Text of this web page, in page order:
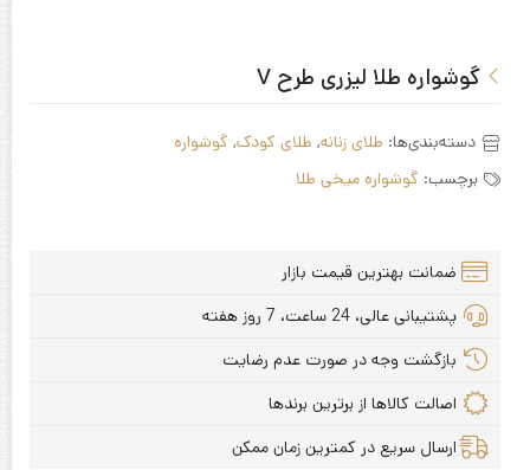
گوشواره طلا لیزری طرح V
دسته‌بندی‌ها:طلای زنانه,طلای کودک,گوشواره
برچسب:گوشواره میخی طلا
ضمانت بهترین قیمت بازار
پشتیبانی عالی، 24 ساعت، 7 روز هفته
بازگشت وجه در صورت عدم رضایت
اصالت کالاها از برترین برندها
ارسال سریع در کمترین زمان ممکن